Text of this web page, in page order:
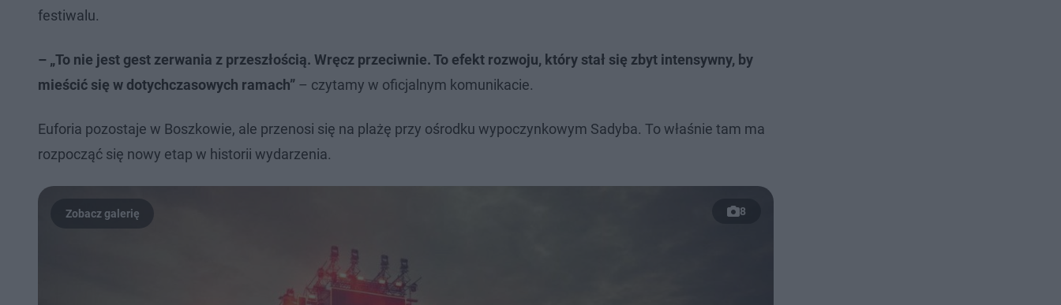
festiwalu.
– „To nie jest gest zerwania z przeszłością. Wręcz przeciwnie. To efekt rozwoju, który stał się zbyt intensywny, by
mieścić się w dotychczasowych ramach” – czytamy w oficjalnym komunikacie.
Euforia pozostaje w Boszkowie, ale przenosi się na plażę przy ośrodku wypoczynkowym Sadyba. To właśnie tam ma
rozpocząć się nowy etap w historii wydarzenia.
8